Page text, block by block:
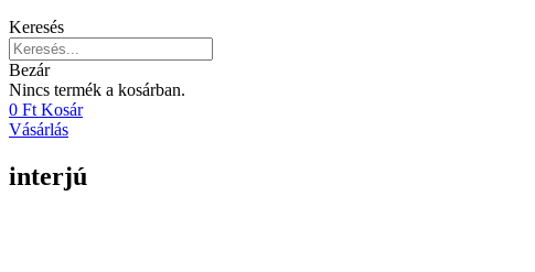
Keresés
Bezár
Nincs termék a kosárban.
0 Ft Kosár
Vásárlás
interjú